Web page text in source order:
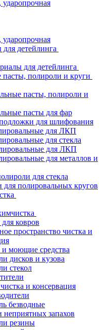
детейлинга
для детейлинга
полироли и круги
пасты, полироли и
пасты для фар
для шлифования
для ЛКП
для стекла
для ЛКП
для металлов и
для стекла
полировальных кругов
ковров
пространство чистка и
моющие средства
дисков и кузова
стекол
и консервация
безводные
неприятных запахов
резины